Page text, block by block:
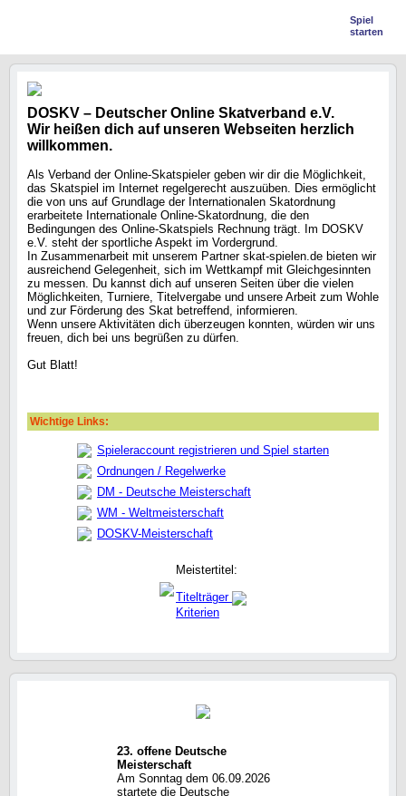
Spiel
starten
DOSKV – Deutscher Online Skatverband e.V.
Wir heißen dich auf unseren Webseiten herzlich
willkommen.
Als Verband der Online-Skatspieler geben wir dir die Möglichkeit,
das Skatspiel im Internet regelgerecht auszuüben. Dies ermöglicht
die von uns auf Grundlage der Internationalen Skatordnung
erarbeitete Internationale Online-Skatordnung, die den
Bedingungen des Online-Skatspiels Rechnung trägt. Im DOSKV
e.V. steht der sportliche Aspekt im Vordergrund.
In Zusammenarbeit mit unserem Partner skat-spielen.de bieten wir
ausreichend Gelegenheit, sich im Wettkampf mit Gleichgesinnten
zu messen. Du kannst dich auf unseren Seiten über die vielen
Möglichkeiten, Turniere, Titelvergabe und unsere Arbeit zum Wohle
und zur Förderung des Skat betreffend, informieren.
Wenn unsere Aktivitäten dich überzeugen konnten, würden wir uns
freuen, dich bei uns begrüßen zu dürfen.
Gut Blatt!
Wichtige Links:
Spieleraccount registrieren und Spiel starten
Ordnungen / Regelwerke
DM - Deutsche Meisterschaft
WM - Weltmeisterschaft
DOSKV-Meisterschaft
Meistertitel:
Titelträger
Kriterien
23. offene Deutsche
Meisterschaft
Am Sonntag dem 06.09.2026
startete die Deutsche